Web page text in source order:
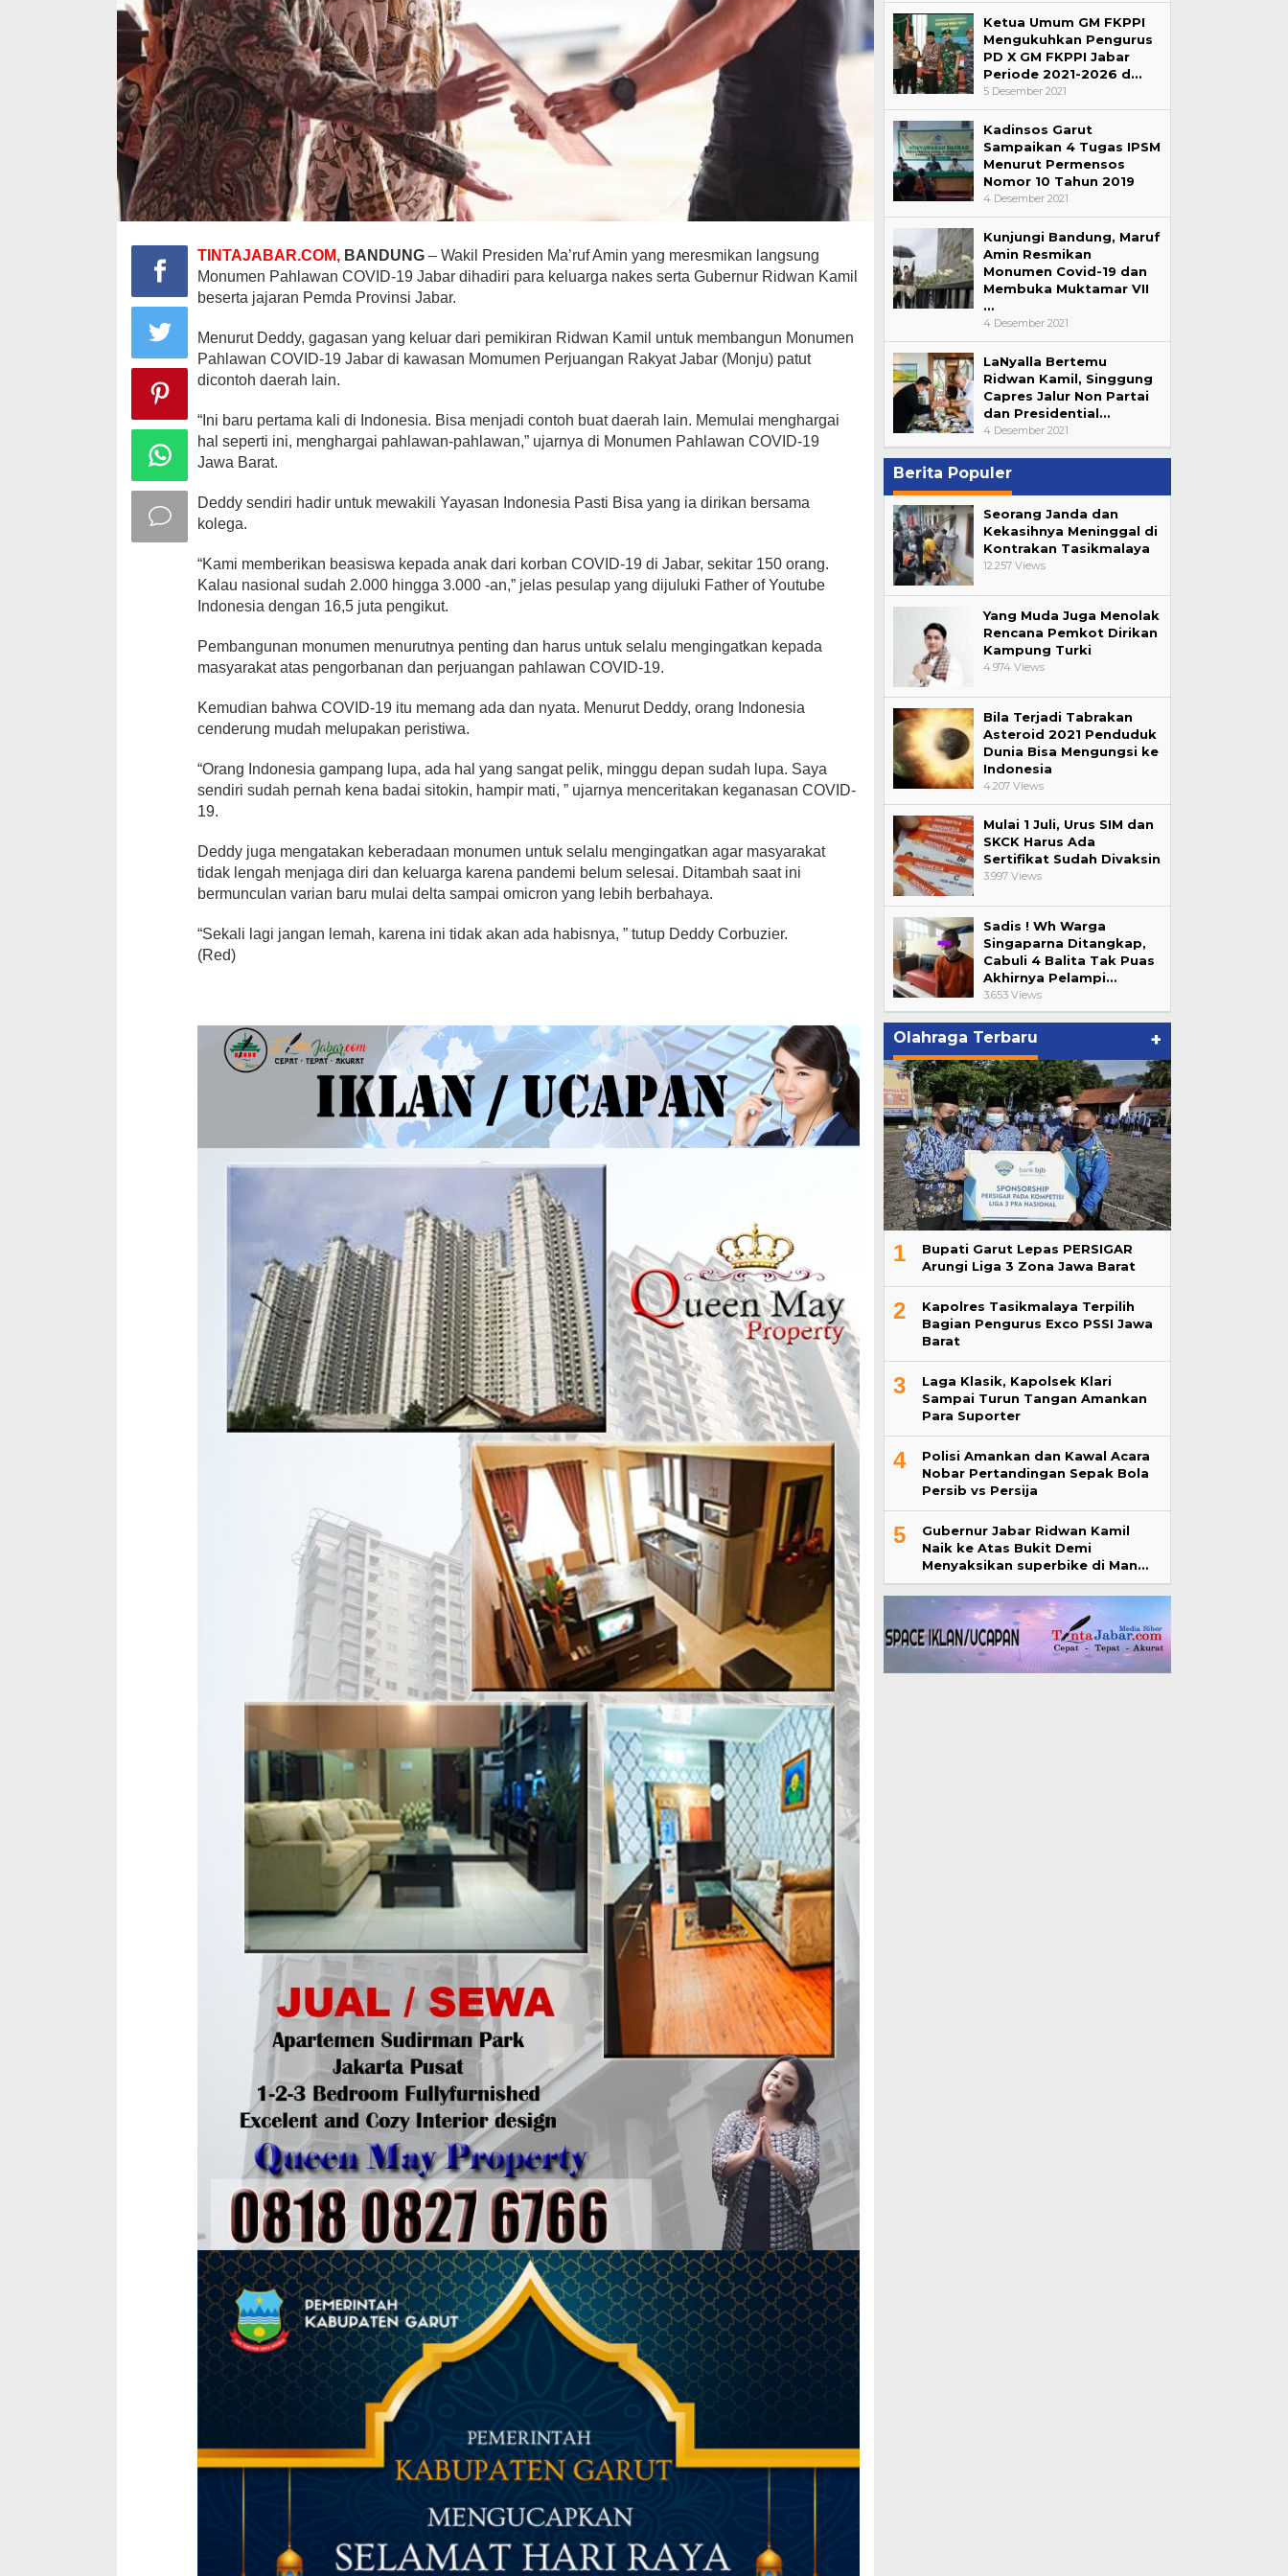
TINTAJABAR.COM, BANDUNG – Wakil Presiden Ma’ruf Amin yang meresmikan langsung
Monumen Pahlawan COVID-19 Jabar dihadiri para keluarga nakes serta Gubernur Ridwan Kamil
beserta jajaran Pemda Provinsi Jabar.
Menurut Deddy, gagasan yang keluar dari pemikiran Ridwan Kamil untuk membangun Monumen
Pahlawan COVID-19 Jabar di kawasan Momumen Perjuangan Rakyat Jabar (Monju) patut
dicontoh daerah lain.
“Ini baru pertama kali di Indonesia. Bisa menjadi contoh buat daerah lain. Memulai menghargai
hal seperti ini, menghargai pahlawan-pahlawan,” ujarnya di Monumen Pahlawan COVID-19
Jawa Barat.
Deddy sendiri hadir untuk mewakili Yayasan Indonesia Pasti Bisa yang ia dirikan bersama
kolega.
“Kami memberikan beasiswa kepada anak dari korban COVID-19 di Jabar, sekitar 150 orang.
Kalau nasional sudah 2.000 hingga 3.000 -an,” jelas pesulap yang dijuluki Father of Youtube
Indonesia dengan 16,5 juta pengikut.
Pembangunan monumen menurutnya penting dan harus untuk selalu mengingatkan kepada
masyarakat atas pengorbanan dan perjuangan pahlawan COVID-19.
Kemudian bahwa COVID-19 itu memang ada dan nyata. Menurut Deddy, orang Indonesia
cenderung mudah melupakan peristiwa.
“Orang Indonesia gampang lupa, ada hal yang sangat pelik, minggu depan sudah lupa. Saya
sendiri sudah pernah kena badai sitokin, hampir mati, ” ujarnya menceritakan keganasan COVID-
19.
Deddy juga mengatakan keberadaan monumen untuk selalu mengingatkan agar masyarakat
tidak lengah menjaga diri dan keluarga karena pandemi belum selesai. Ditambah saat ini
bermunculan varian baru mulai delta sampai omicron yang lebih berbahaya.
“Sekali lagi jangan lemah, karena ini tidak akan ada habisnya, ” tutup Deddy Corbuzier.
(Red)
Ketua Umum GM FKPPI
Mengukuhkan Pengurus
PD X GM FKPPI Jabar
Periode 2021-2026 d…
5 Desember 2021
Kadinsos Garut
Sampaikan 4 Tugas IPSM
Menurut Permensos
Nomor 10 Tahun 2019
4 Desember 2021
Kunjungi Bandung, Maruf
Amin Resmikan
Monumen Covid-19 dan
Membuka Muktamar VII
…
4 Desember 2021
LaNyalla Bertemu
Ridwan Kamil, Singgung
Capres Jalur Non Partai
dan Presidential…
4 Desember 2021
Berita Populer
Seorang Janda dan
Kekasihnya Meninggal di
Kontrakan Tasikmalaya
12.257 Views
Yang Muda Juga Menolak
Rencana Pemkot Dirikan
Kampung Turki
4.974 Views
Bila Terjadi Tabrakan
Asteroid 2021 Penduduk
Dunia Bisa Mengungsi ke
Indonesia
4.207 Views
Mulai 1 Juli, Urus SIM dan
SKCK Harus Ada
Sertifikat Sudah Divaksin
3.997 Views
Sadis ! Wh Warga
Singaparna Ditangkap,
Cabuli 4 Balita Tak Puas
Akhirnya Pelampi…
3.653 Views
Olahraga Terbaru +
1
Bupati Garut Lepas PERSIGAR
Arungi Liga 3 Zona Jawa Barat
2
Kapolres Tasikmalaya Terpilih
Bagian Pengurus Exco PSSI Jawa
Barat
3
Laga Klasik, Kapolsek Klari
Sampai Turun Tangan Amankan
Para Suporter
4
Polisi Amankan dan Kawal Acara
Nobar Pertandingan Sepak Bola
Persib vs Persija
5
Gubernur Jabar Ridwan Kamil
Naik ke Atas Bukit Demi
Menyaksikan superbike di Man…